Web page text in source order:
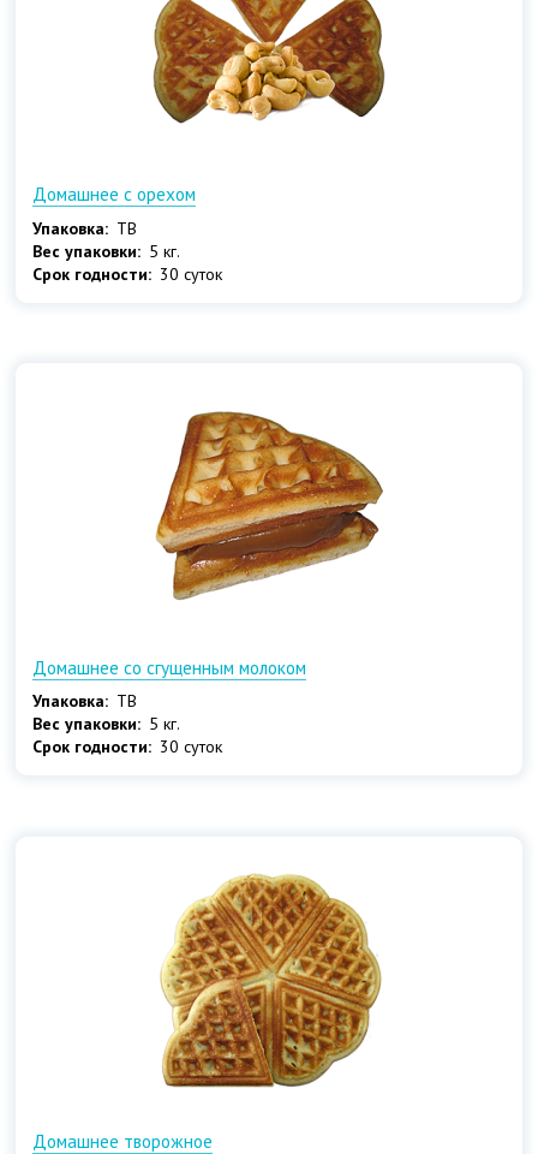
Домашнее с орехом
Упаковка: ТВ
Вес упаковки: 5 кг.
Срок годности: 30 суток
Домашнее со сгущенным молоком
Упаковка: ТВ
Вес упаковки: 5 кг.
Срок годности: 30 суток
Домашнее творожное